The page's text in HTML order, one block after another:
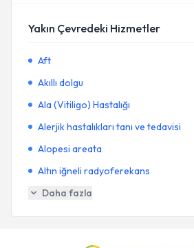
Yakın Çevredeki Hizmetler
Aft
Akıllı dolgu
Ala (Vitiligo) Hastalığı
Alerjik hastalıkları tanı ve tedavisi
Alopesi areata
Altın iğneli radyoferekans
Daha fazla